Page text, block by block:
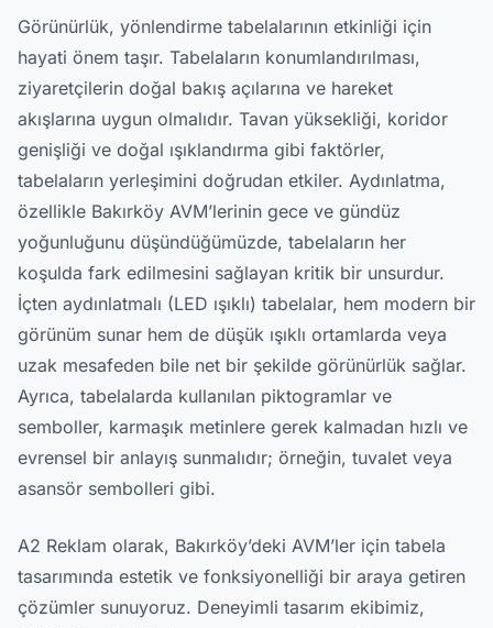
Görünürlük, yönlendirme tabelalarının etkinliği için
hayati önem taşır. Tabelaların konumlandırılması,
ziyaretçilerin doğal bakış açılarına ve hareket
akışlarına uygun olmalıdır. Tavan yüksekliği, koridor
genişliği ve doğal ışıklandırma gibi faktörler,
tabelaların yerleşimini doğrudan etkiler. Aydınlatma,
özellikle Bakırköy AVM’lerinin gece ve gündüz
yoğunluğunu düşündüğümüzde, tabelaların her
koşulda fark edilmesini sağlayan kritik bir unsurdur.
İçten aydınlatmalı (LED ışıklı) tabelalar, hem modern bir
görünüm sunar hem de düşük ışıklı ortamlarda veya
uzak mesafeden bile net bir şekilde görünürlük sağlar.
Ayrıca, tabelalarda kullanılan piktogramlar ve
semboller, karmaşık metinlere gerek kalmadan hızlı ve
evrensel bir anlayış sunmalıdır; örneğin, tuvalet veya
asansör sembolleri gibi.
A2 Reklam olarak, Bakırköy’deki AVM’ler için tabela
tasarımında estetik ve fonksiyonelliği bir araya getiren
çözümler sunuyoruz. Deneyimli tasarım ekibimiz,